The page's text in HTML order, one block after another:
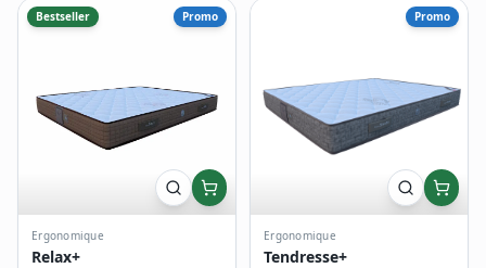
Bestseller Promo
Ergonomique
Relax+
Promo
Ergonomique
Tendresse+